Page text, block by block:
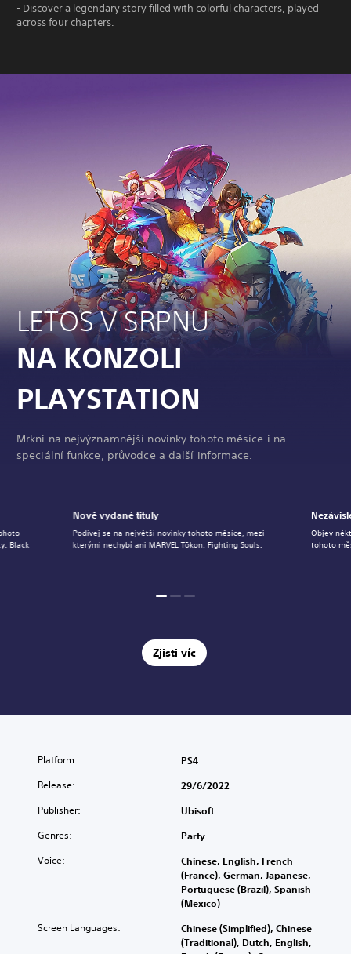
- Discover a legendary story filled with colorful characters, played
across four chapters.
LETOS V SRPNU
NA KONZOLI
PLAYSTATION
Mrkni na nejvýznamnější novinky tohoto měsíce i na
speciální funkce, průvodce a další informace.
Nově vydané tituly
Podívej se na největší novinky tohoto měsíce, mezi
kterými nechybí ani MARVEL Tōkon: Fighting Souls.
Objev
tohoto
Black
Zjisti víc
Platform: PS4
Release: 29/6/2022
Publisher: Ubisoft
Genres: Party
Voice:
Chinese, English, French
(France), German, Japanese,
Portuguese (Brazil), Spanish
(Mexico)
Screen Languages:
Chinese (Simplified), Chinese
(Traditional), Dutch, English,